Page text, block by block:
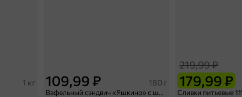
1 кг 109,99 ₽ 180 г
Вафельный сэндвич «Яшкино» с шоколадной начинкой, 180 г
179,99 ₽
219,99 ₽